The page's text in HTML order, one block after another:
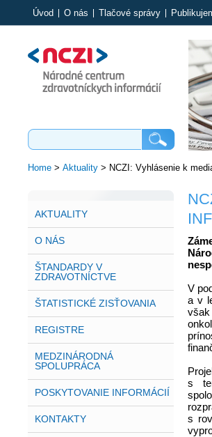
Úvod O nás Tlačové správy
Home> Aktuality> NCZI: Vyhlásenie k
AKTUALITY
O NÁS
ŠTANDARDY V
ZDRAVOTNÍCTVE
ŠTATISTICKÉ ZISŤOVANIA
REGISTRE
MEDZINÁRODNÁ
SPOLUPRÁCA
POSKYTOVANIE INFORMÁCIÍ
KONTAKTY
V
a v
s
s